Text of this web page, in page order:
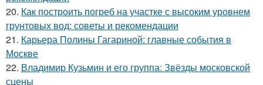
20. Как построить погреб на участке с высоким уровнем
грунтовых вод: советы и рекомендации
21. Карьера Полины Гагариной: главные события в
Москве
22. Владимир Кузьмин и его группа: Звёзды московской
сцены